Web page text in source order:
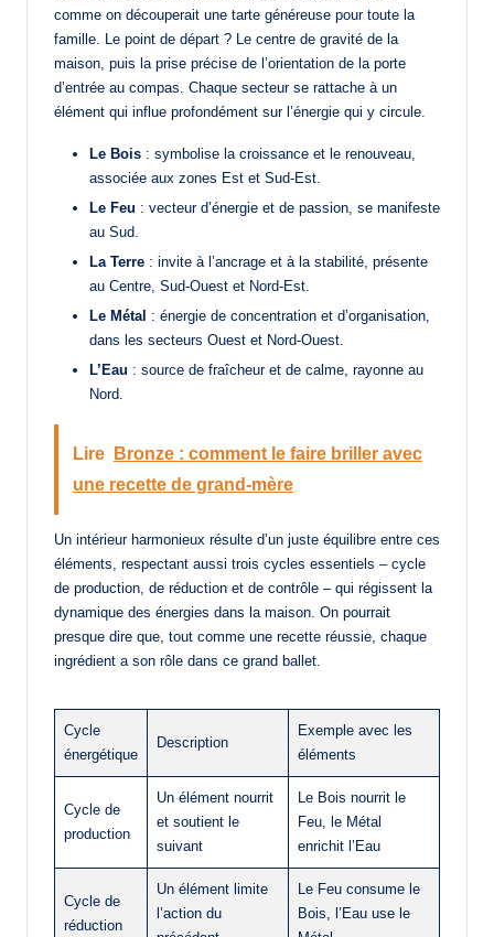
comme on découperait une tarte généreuse pour toute la
famille. Le point de départ ? Le centre de gravité de la
maison, puis la prise précise de l’orientation de la porte
d’entrée au compas. Chaque secteur se rattache à un
élément qui influe profondément sur l’énergie qui y circule.
Le Bois : symbolise la croissance et le renouveau,
associée aux zones Est et Sud-Est.
Le Feu : vecteur d’énergie et de passion, se manifeste
au Sud.
La Terre : invite à l’ancrage et à la stabilité, présente
au Centre, Sud-Ouest et Nord-Est.
Le Métal : énergie de concentration et d’organisation,
dans les secteurs Ouest et Nord-Ouest.
L’Eau : source de fraîcheur et de calme, rayonne au
Nord.
Lire
Bronze : comment le faire briller avec
une recette de grand-mère
Un intérieur harmonieux résulte d’un juste équilibre entre ces
éléments, respectant aussi trois cycles essentiels – cycle
de production, de réduction et de contrôle – qui régissent la
dynamique des énergies dans la maison. On pourrait
presque dire que, tout comme une recette réussie, chaque
ingrédient a son rôle dans ce grand ballet.
Cycle
énergétique
Description
Exemple avec les
éléments
Cycle de
production
Un élément nourrit
et soutient le
suivant
Le Bois nourrit le
Feu, le Métal
enrichit l’Eau
Cycle de
réduction
Un élément limite
l’action du
Le Feu consume le
Bois, l’Eau use le